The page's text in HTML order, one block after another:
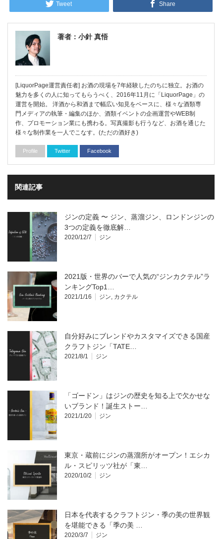
Tweet Share
著者：小針 真悟
[LiquorPage運営責任者] お酒の現場を7年経験したのちに独立。お酒の
魅力を多くの人に知ってもらうべく、2016年11月に「LiquorPage」の
運営を開始。 洋酒から和酒まで幅広い知見をベースに、様々な酒類専
門メディアの執筆・編集のほか、酒類イベントの企画運営やWEB制
作、プロモーション業にも携わる。写真撮影も行うなど、お酒を通じた
様々な制作業を一人でこなす。(ただの酒好き)
Profile Twitter Facebook
関連記事
ジンの定義 〜 ジン、蒸溜ジン、ロンドンジンの
3つの定義を徹底解…
2020/12/7 ジン
2021版・世界のバーで人気の“ジンカクテル”ラ
ンキングTop1…
2021/1/16 ジン カクテル
自分好みにブレンドやカスタマイズできる国産
クラフトジン「TATE…
2021/8/1 ジン
「ゴードン」はジンの歴史を知る上で欠かせな
いブランド！誕生ストー…
2021/1/20 ジン
東京・蔵前にジンの蒸溜所がオープン！エシカ
ル・スピリッツ社が「東…
2020/10/2 ジン
日本を代表するクラフトジン・季の美の世界観
を堪能できる「季の美 …
2020/3/7 ジン